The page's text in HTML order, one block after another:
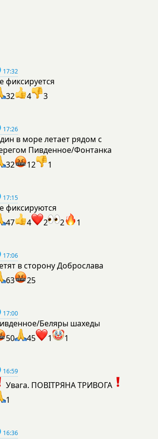
17:32
фиксируется
32
4 3
17:26
в море летает рядом с
Пивденное/Фонтанка
32
12 1
17:15
фиксируются
47
4 2 2 1
17:06
в сторону Доброслава
63
25
17:00
Беляры шахеды
50
45 1 1
16:59
Увага. ПОВІТРЯНА ТРИВОГА
1
16:36